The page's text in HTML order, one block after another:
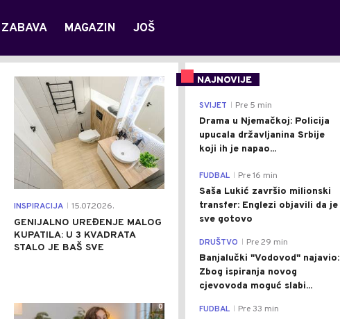
ZABAVA MAGAZIN JOŠ
INSPIRACIJA 15.07.2026.
GENIJALNO UREĐENJE MALOG
KUPATILA: U 3 KVADRATA
STALO JE BAŠ SVE
0
0
NAJNOVIJE
SVIJET Pre 5 min
Drama u Njemačkoj: Policija
upucala državljanina Srbije
koji ih je napao...
FUDBAL Pre 16 min
Saša Lukić završio milionski
transfer: Englezi objavili da je
sve gotovo
DRUŠTVO Pre 29 min
Banjalučki "Vodovod" najavio:
Zbog ispiranja novog
cjevovoda moguć slabi...
FUDBAL Pre 33 min